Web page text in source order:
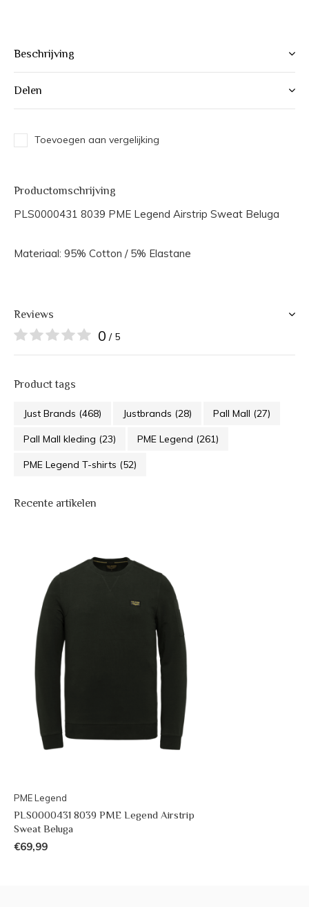
Beschrijving
Delen
Toevoegen aan vergelijking
Productomschrijving
PLS0000431 8039 PME Legend Airstrip Sweat Beluga
Materiaal: 95% Cotton / 5% Elastane
Reviews
0 / 5
Product tags
Just Brands (468) Justbrands (28) Pall Mall (27)
Pall Mall kleding (23) PME Legend (261)
PME Legend T-shirts (52)
Recente artikelen
PME Legend
PLS0000431 8039 PME Legend Airstrip
Sweat Beluga
€69,99